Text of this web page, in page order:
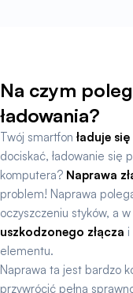
Na czym
ładowania?
Twój smartfon ładuje
dociskać, ładowanie się
komputera? Naprawa
problem! Naprawa
oczyszczeniu styków, a
uszkodzonego złącza i
elementu.
Naprawa ta jest bardzo
przywrócić pełną